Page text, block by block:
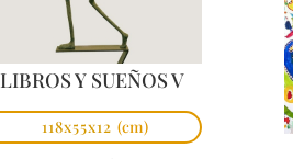
LIBROS Y SUEÑOS V
118x55x12 (cm)